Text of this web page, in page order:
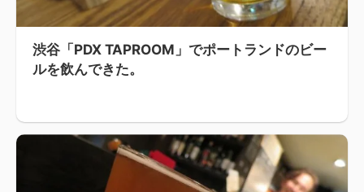
渋谷「PDX TAPROOM」でポートランドのビー
ルを飲んできた。